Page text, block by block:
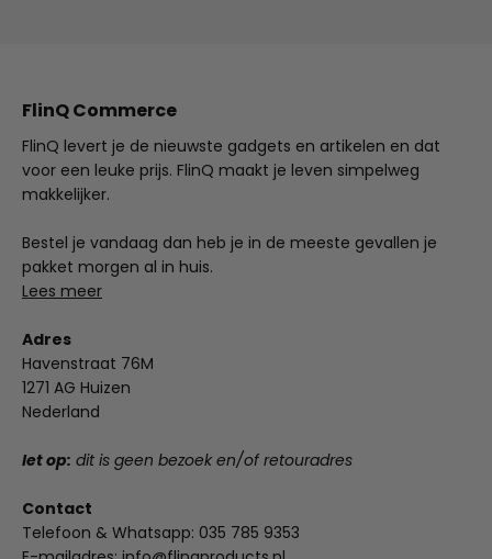
FlinQ Commerce
FlinQ levert je de nieuwste gadgets en artikelen en dat
voor een leuke prijs. FlinQ maakt je leven simpelweg
makkelijker.
Bestel je vandaag dan heb je in de meeste gevallen je
pakket morgen al in huis.
Lees meer
Adres
Havenstraat 76M
1271 AG Huizen
Nederland
let op: dit is geen bezoek en/of retouradres
Contact
Telefoon & Whatsapp: 035 785 9353